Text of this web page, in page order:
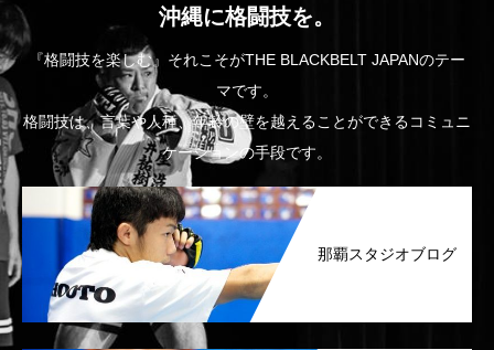
沖縄に格闘技を。
『格闘技を楽しむ』それこそがTHE BLACKBELT JAPANのテー
マです。
格闘技は、言葉や人種、年齢の壁を越えることができるコミュニ
ケーションの手段です。
那覇スタジオブログ